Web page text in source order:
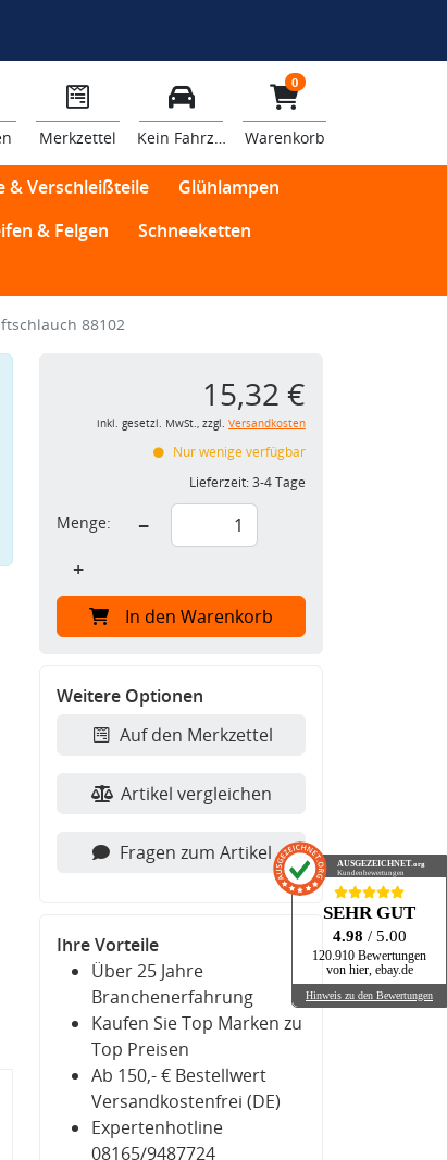
Merkzettel Kein Fahrzeug
0
Warenkorb
& Verschleißteile
Glühlampen
& Felgen
Schneeketten
88102
15,32 €
inkl. gesetzl. MwSt., zzgl. Versandkosten
Nur wenige verfügbar
Lieferzeit:3-4 Tage
Menge:
−
+
In den Warenkorb
Weitere Optionen
Auf den Merkzettel
Artikel vergleichen
Fragen zum Artikel
Ihre Vorteile
Über 25 Jahre
Branchenerfahrung
Kaufen Sie Top Marken zu
Top Preisen
Ab 150,- € Bestellwert
Versandkostenfrei (DE)
Expertenhotline
08165/9487724
AUSGEZEICHNET.org
Kundenbewertungen
SEHR GUT
4.98 / 5.00
120.910 Bewertungen
von hier, ebay.de
Hinweis zu den Bewertungen